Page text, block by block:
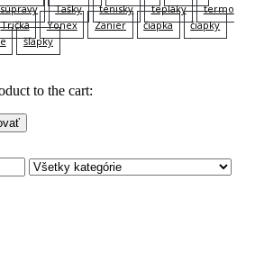
súpravy Tašky tenisky tepláky
termo
Tričká Yonex Zanier čiapka
čiapky
šľapky
to the cart: